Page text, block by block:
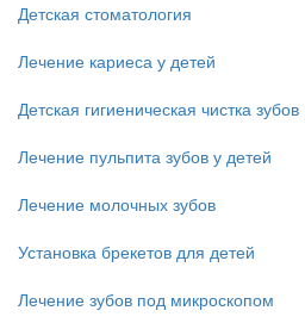
Детская стоматология
Лечение кариеса у детей
Детская гигиеническая чистка зубов
Лечение пульпита зубов у детей
Лечение молочных зубов
Установка брекетов для детей
Лечение зубов под микроскопом